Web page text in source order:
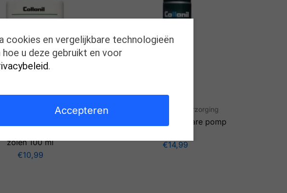
en schoenverzorging
zolen 100 ml
€10,99
Voet- en schoenverzorging
Collonil Clean & Care pomp
€14,99
cookies en vergelijkbare technologieën
u deze gebruikt en voor
.
Accepteren